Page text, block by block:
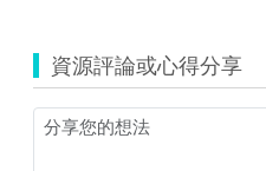
資源評論或心得分享